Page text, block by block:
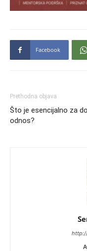
Facebook
Prethodna objava
Što je esencijalno za
odnos?